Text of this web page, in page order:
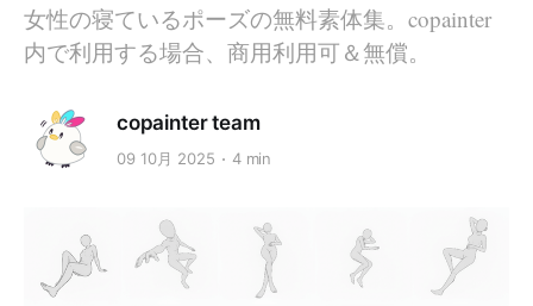
女性の寝ているポーズの無料素体集。copainter
内で利用する場合、商用利用可＆無償。
copainter team
09 10月 2025 4 min